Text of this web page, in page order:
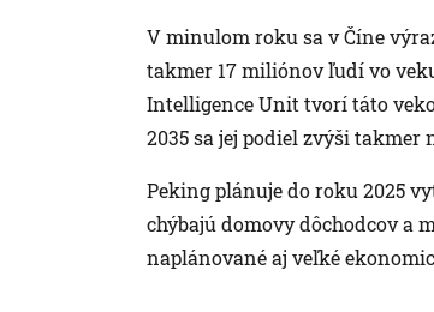
V minulom roku sa v Číne
takmer 17 miliónov ľudí vo
Intelligence Unit tvorí táto
2035 sa jej podiel zvýši takmer
Peking plánuje do roku 2025
chýbajú domovy dôchodcov a
naplánované aj veľké